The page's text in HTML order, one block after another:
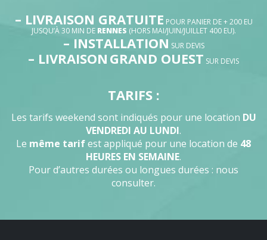
– LIVRAISON GRATUITE POUR PANIER DE + 200 EU
JUSQU’À 30 MIN DE RENNES (HORS MAI/JUIN/JUILLET 400 EU).
– INSTALLATION SUR DEVIS
– LIVRAISON GRAND OUEST SUR DEVIS
TARIFS :
Les tarifs weekend sont indiqués pour une location DU
VENDREDI AU LUNDI.
Le même tarifest appliqué pour une location de 48
HEURES EN SEMAINE.
Pour d’autres durées ou longues durées : nous
consulter.